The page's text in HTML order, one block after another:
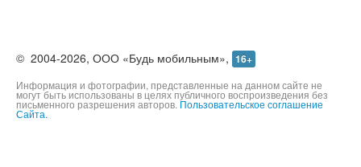
© 2004-2026, ООО «Будь мобильным», 16+
Информация и фотографии, представленные на данном сайте не
могут быть использованы в целях публичного воспроизведения без
письменного разрешения авторов. Пользовательское соглашение
Сайта.